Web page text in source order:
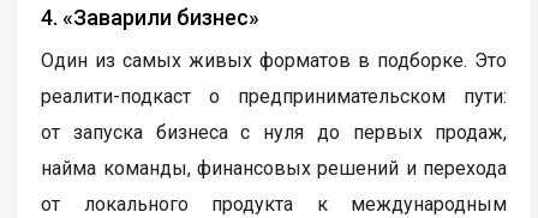
4. «Заварили бизнес»
Один из самых живых форматов в подборке. Это
реалити-подкаст о предпринимательском пути:
от запуска бизнеса с нуля до первых продаж,
найма команды, финансовых решений и перехода
от локального продукта к международным